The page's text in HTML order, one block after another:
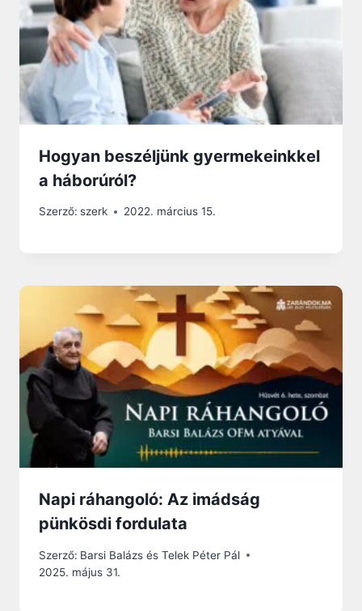
Hogyan beszéljünk gyermekeinkkel
a háborúról?
Szerző: szerk 2022. március 15.
Napi ráhangoló: Az imádság
pünkösdi fordulata
Szerző: Barsi Balázs és Telek Péter Pál
2025. május 31.